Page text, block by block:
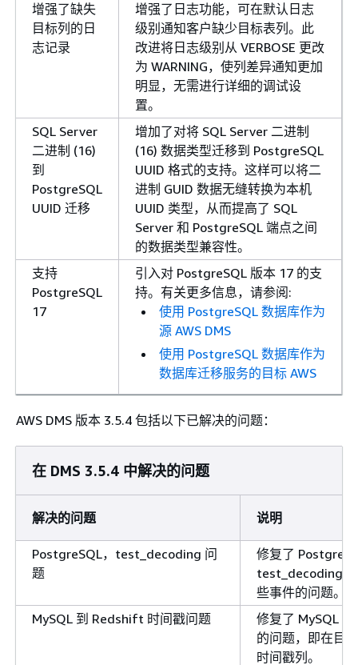
增强了缺失
目标列的日
志记录
增强了日志功能，可在默认日志
级别通知客户缺少目标表列。此
改进将日志级别从 VERBOSE 更改
为 WARNING，使列差异通知更加
明显，无需进行详细的调试设
置。
SQL Server
二进制 (16)
到
PostgreSQL
UUID 迁移
增加了对将 SQL Server 二进制
(16) 数据类型迁移到 PostgreSQL
UUID 格式的支持。这样可以将二
进制 GUID 数据无缝转换为本机
UUID 类型，从而提高了 SQL
Server 和 PostgreSQL 端点之间
的数据类型兼容性。
支持
PostgreSQL
17
引入对 PostgreSQL 版本 17 的支
持。有关更多信息，请参阅:
使用 PostgreSQL 数据库作为
源 AWS DMS
使用 PostgreSQL 数据库作为
数据库迁移服务的目标 AWS
AWS DMS 版本 3.5.4 包括以下已解决的问题：
在 DMS 3.5.4 中解决的问题
解决的问题 说明
PostgreSQL，test_decoding 问
题
修复了
test_decoding
些事件的问题。
MySQL 到 Redshift 时间戳问题
修复了 MySQL
的问题，即在目
时间戳列。